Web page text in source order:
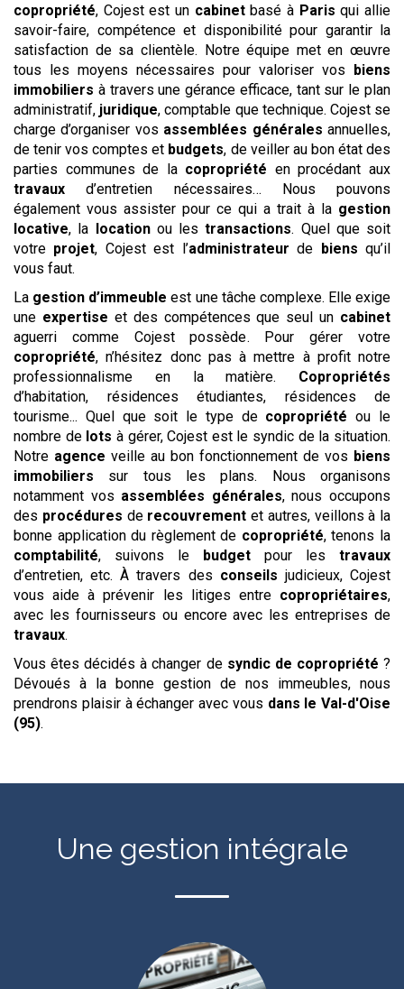
copropriété, Cojest est un cabinetbasé à Paris qui allie
savoir-faire, compétence et disponibilité pour garantir la
satisfaction de sa clientèle. Notre équipe met en œuvre
tous les moyens nécessaires pour valoriser vos biens
immobiliers à travers une gérance efficace, tant sur le plan
administratif, juridique, comptable que technique. Cojest se
charge d’organiser vos assemblées générales annuelles,
de tenir vos comptes et budgets, de veiller au bon état des
parties communes de la copropriété en procédant aux
travaux d’entretien nécessaires… Nous pouvons
également vous assister pour ce qui a trait à la gestion
locative, la locationou lestransactions. Quel que soit
votre projet, Cojest est l’administrateur de biens qu’il
vous faut.
La gestion d’immeuble est une tâche complexe. Elle exige
une expertise et des compétences que seul un cabinet
aguerri comme Cojest possède. Pour gérer votre
copropriété, n’hésitez donc pas à mettre à profit notre
professionnalisme en la matière. Copropriétés
d’habitation, résidences étudiantes, résidences de
tourisme... Quel que soit le type de copropriété ou le
nombre de lots à gérer, Cojest est le syndic de la situation.
Notre agence veille au bon fonctionnement de vos biens
immobiliers sur tous les plans. Nous organisons
notamment vos assemblées générales, nous occupons
des procédures de recouvrement et autres, veillons à la
bonne application du règlement de copropriété, tenons la
comptabilité, suivons le budget pour les travaux
d’entretien, etc. À travers des conseils judicieux, Cojest
vous aide à prévenir les litiges entre copropriétaires,
avec les fournisseurs ou encore avec les entreprises de
travaux.
Vous êtes décidés à changer de syndic de copropriété ?
Dévoués à la bonne gestion de nos immeubles, nous
prendrons plaisir à échanger avec vous dans le Val-d'Oise
(95).
Une gestion intégrale